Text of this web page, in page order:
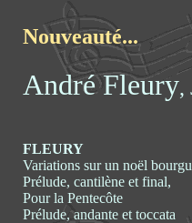
Nouveauté...
André Fleury,
FLEURY
Variations sur un noël
Prélude, cantilène et final,
Pour la Pentecôte
Prélude, andante et toccata